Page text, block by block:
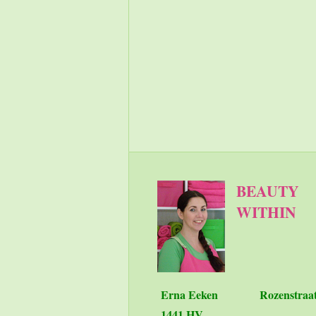
BEAUTY
WITHIN
Erna Eeken